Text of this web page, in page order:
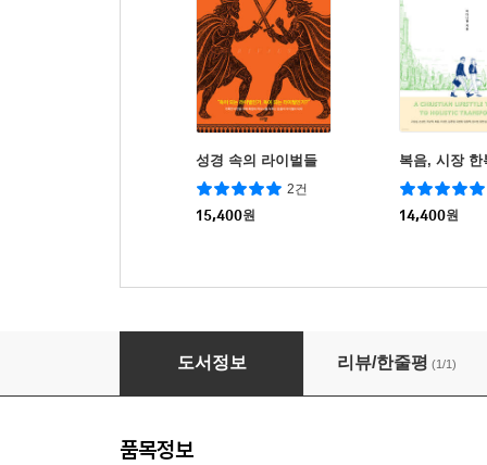
성경 속의 라이벌들
2건
15,400원
복음, 시장 한
14,400원
성경신학적 관점으로 본 예배신학
도서정보 리뷰/한줄평 (1/1)
품목정보